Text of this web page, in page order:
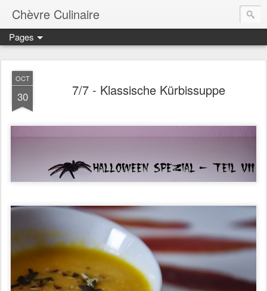
Chèvre Culinaire
Pages
OCT
30 7/7 - Klassische Kürbissuppe